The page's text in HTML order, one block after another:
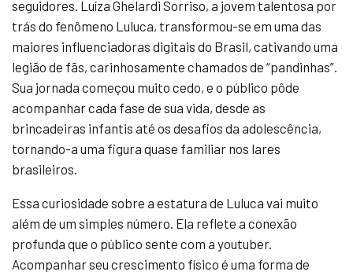
seguidores. Luíza Ghelardi Sorriso, a jovem talentosa por
trás do fenômeno Luluca, transformou-se em uma das
maiores influenciadoras digitais do Brasil, cativando uma
legião de fãs, carinhosamente chamados de “pandinhas”.
Sua jornada começou muito cedo, e o público pôde
acompanhar cada fase de sua vida, desde as
brincadeiras infantis até os desafios da adolescência,
tornando-a uma figura quase familiar nos lares
brasileiros.
Essa curiosidade sobre a estatura de Luluca vai muito
além de um simples número. Ela reflete a conexão
profunda que o público sente com a youtuber.
Acompanhar seu crescimento físico é uma forma de